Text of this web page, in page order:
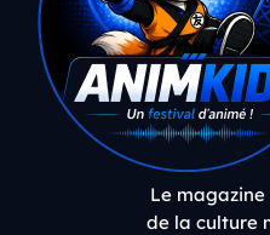
Le
de la culture